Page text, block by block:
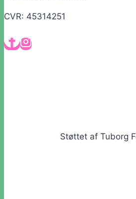
CVR: 45314251
Støttet af Tuborg